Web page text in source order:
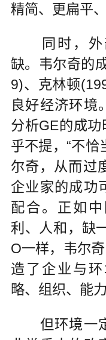
精简、更扁平
同时，外
缺。韦尔奇的
9)、克林顿
良好经济环境
分析GE的成
乎不提，“不恰
尔奇，从而过
企业家的成功
配合。正如
利、人和，缺
O一样，韦尔
造了企业与
略、组织、能
但环境一定